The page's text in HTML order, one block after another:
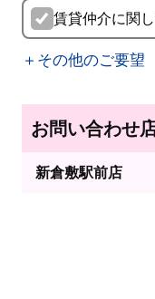
賃貸仲介に関
＋その他のご要望
お問い合わせ
新倉敷駅前店